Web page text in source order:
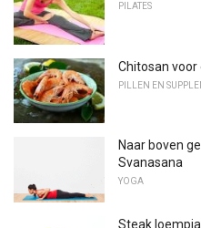
PILATES
Chitosan
PILLEN EN
Naar boven
Svanasana
YOGA
Steak